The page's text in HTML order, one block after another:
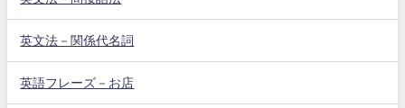
英文法－関係代名詞
英語フレーズ－お店